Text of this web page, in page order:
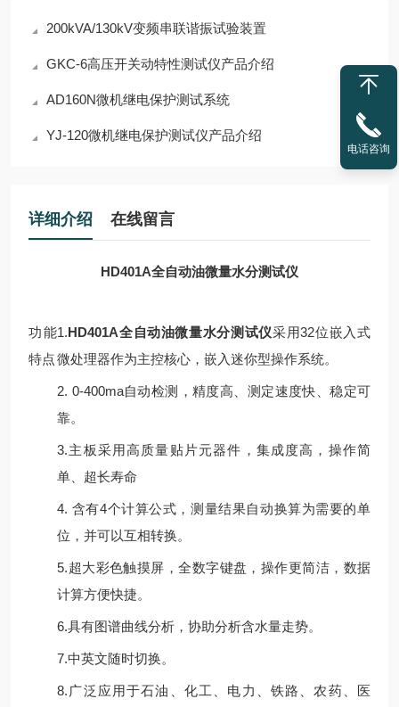
200kVA/130kV变频串联谐振试验装置
GKC-6高压开关动特性测试仪产品介绍
AD160N微机继电保护测试系统
YJ-120微机继电保护测试仪产品介绍
详细介绍 在线留言
HD401A全自动油微量水分测试仪
功能
特点
1.HD401A全自动油微量水分测试仪采用32位嵌入式
微处理器作为主控核心，嵌入迷你型操作系统。
2. 0-400ma自动检测，精度高、测定速度快、稳定可
靠。
3.主板采用高质量贴片元器件，集成度高，操作简
单、超长寿命
4. 含有4个计算公式，测量结果自动换算为需要的单
位，并可以互相转换。
5.超大彩色触摸屏，全数字键盘，操作更简洁，数据
计算方便快捷。
6.具有图谱曲线分析，协助分析含水量走势。
7.中英文随时切换。
8.广泛应用于石油、化工、电力、铁路、农药、医
电话咨询